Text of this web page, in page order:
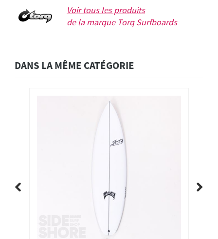
Voir tous les produits
de la marque Torq Surfboards
DANS LA MÊME CATÉGORIE